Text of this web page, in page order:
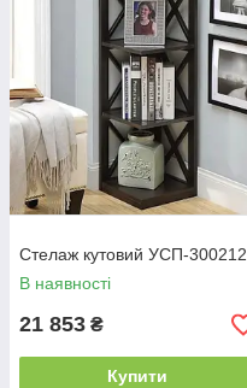
Стелаж кутовий УСП-300212
В наявності
21 853 ₴
Купити